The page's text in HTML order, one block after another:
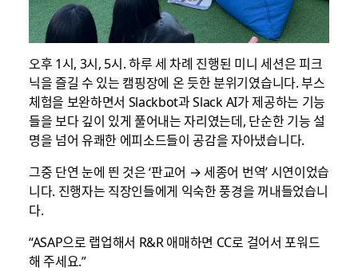
오후 1시, 3시, 5시. 하루 세 차례 진행된 미니 세션은 피크
닉을 즐길 수 있는 캠핑장에 온 듯한 분위기였습니다. 부스
체험을 보완하면서 Slackbot과 Slack AI가 제공하는 기능
들을 보다 깊이 있게 풀어내는 자리였는데, 단순한 기능 설
명을 넘어 유쾌한 에피소드들이 공감을 자아냈습니다.
그중 단연 눈에 띈 것은 ‘판교어 → 세종어 번역’ 시연이었습
니다. 진행자는 직장인들에게 익숙한 풍경을 꺼내들었습니
다.
“ASAP으로 랩업해서 R&R 애매하면 CC로 걸어서 포워드
해 주세요.”